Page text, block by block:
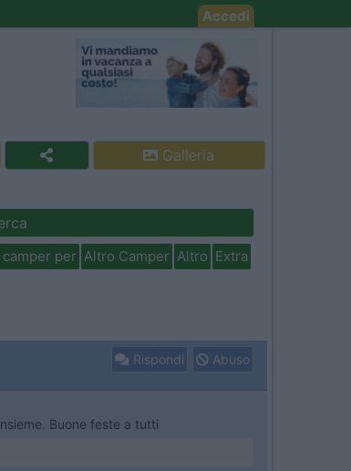
Accedi
Galleria
camper per Altro Camper Altro Extra
Rispondi Abuso
Buone feste a tutti